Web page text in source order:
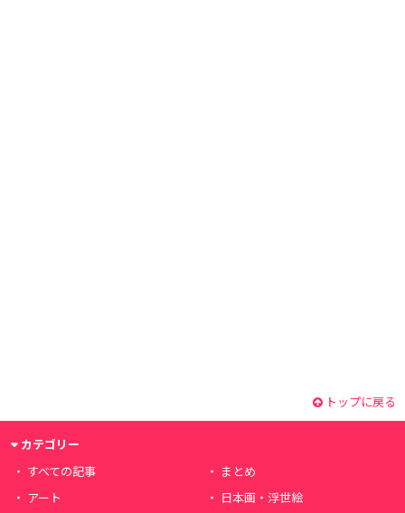
トップに戻る
カテゴリー
すべての記事
まとめ
アート
日本画・浮世絵